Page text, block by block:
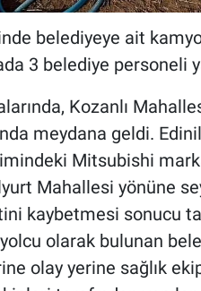
belediyeye ait
3 belediye personeli
Kozanlı
meydana geldi.
Mitsubishi
Mahallesi yönüne
kaybetmesi sonucu
olarak bulunan
olay yerine sağlık